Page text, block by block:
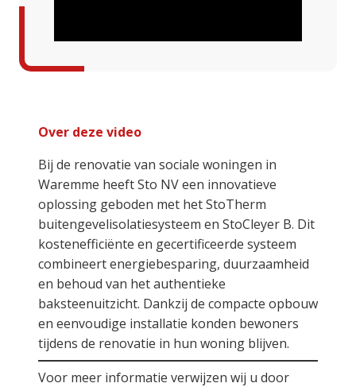
Over deze video
Bij de renovatie van sociale woningen in
Waremme heeft Sto NV een innovatieve
oplossing geboden met het StoTherm
buitengevelisolatiesysteem en StoCleyer B. Dit
kostenefficiënte en gecertificeerde systeem
combineert energiebesparing, duurzaamheid
en behoud van het authentieke
baksteenuitzicht. Dankzij de compacte opbouw
en eenvoudige installatie konden bewoners
tijdens de renovatie in hun woning blijven.
Voor meer informatie verwijzen wij u door